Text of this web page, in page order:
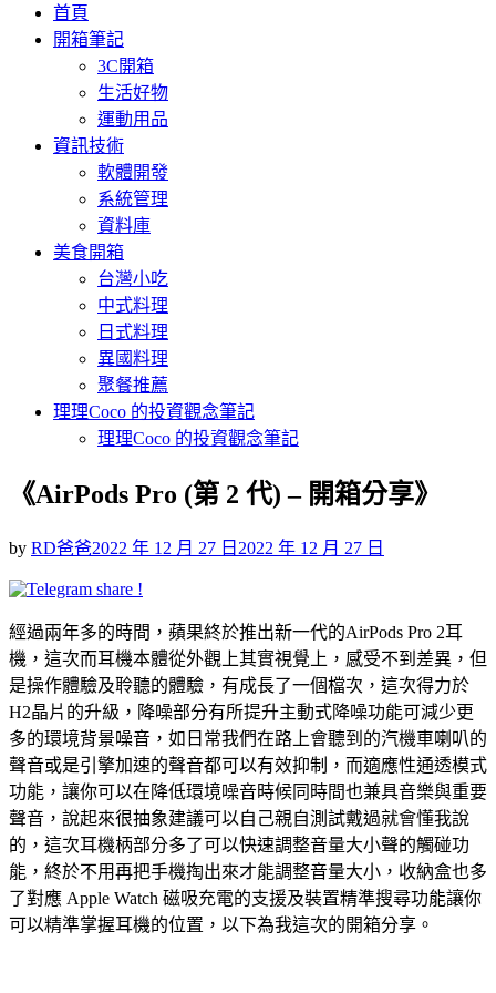
首頁
開箱筆記
3C開箱
生活好物
運動用品
資訊技術
軟體開發
系統管理
資料庫
美食開箱
台灣小吃
中式料理
日式料理
異國料理
聚餐推薦
理理Coco 的投資觀念筆記
理理Coco 的投資觀念筆記
《AirPods Pro (第 2 代) – 開箱分享》
by RD爸爸Posted
on
2022 年 12 月 27 日 2022 年 12 月 27 日
經過兩年多的時間，蘋果終於推出新一代的AirPods Pro 2耳
機，這次而耳機本體從外觀上其實視覺上，感受不到差異，但
是操作體驗及聆聽的體驗，有成長了一個檔次，這次得力於
H2晶片的升級，降噪部分有所提升主動式降噪功能可減少更
多的環境背景噪音，如日常我們在路上會聽到的汽機車喇叭的
聲音或是引擎加速的聲音都可以有效抑制，而適應性通透模式
功能，讓你可以在降低環境噪音時候同時間也兼具音樂與重要
聲音，說起來很抽象建議可以自己親自測試戴過就會懂我說
的，這次耳機柄部分多了可以快速調整音量大小聲的觸碰功
能，終於不用再把手機掏出來才能調整音量大小，收納盒也多
了對應 Apple Watch 磁吸充電的支援及裝置精準搜尋功能讓你
可以精準掌握耳機的位置，以下為我這次的開箱分享。